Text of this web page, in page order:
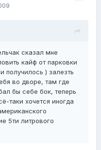
сказал мне
кайф от парковки
получилось ) залезть
во дворе, там где
бы себе бок, теперь
таки хочется иногда
5ти литрового